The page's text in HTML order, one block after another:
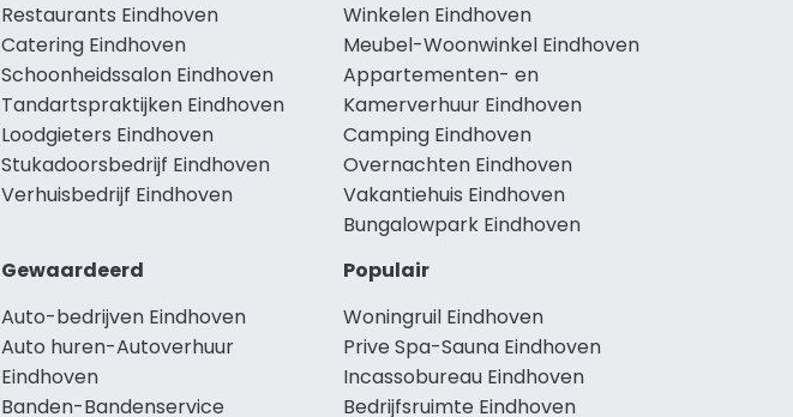
Restaurants Eindhoven
Catering Eindhoven
Schoonheidssalon Eindhoven
Tandartspraktijken Eindhoven
Loodgieters Eindhoven
Stukadoorsbedrijf Eindhoven
Verhuisbedrijf Eindhoven
Winkelen Eindhoven
Meubel-Woonwinkel Eindhoven
Appartementen- en
Kamerverhuur Eindhoven
Camping Eindhoven
Overnachten Eindhoven
Vakantiehuis Eindhoven
Bungalowpark Eindhoven
Gewaardeerd
Auto-bedrijven Eindhoven
Auto huren-Autoverhuur
Eindhoven
Banden-Bandenservice
Populair
Woningruil Eindhoven
Prive Spa-Sauna Eindhoven
Incassobureau Eindhoven
Bedrijfsruimte Eindhoven